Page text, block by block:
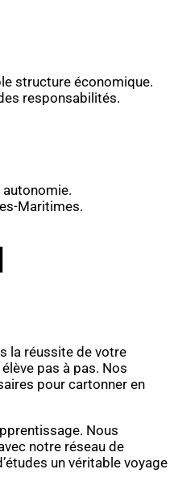
structure économique.
responsabilités.
autonomie.
Maritimes.
la réussite de votre
pas à pas. Nos
pour cartonner en
Nous
notre réseau de
un véritable voyage